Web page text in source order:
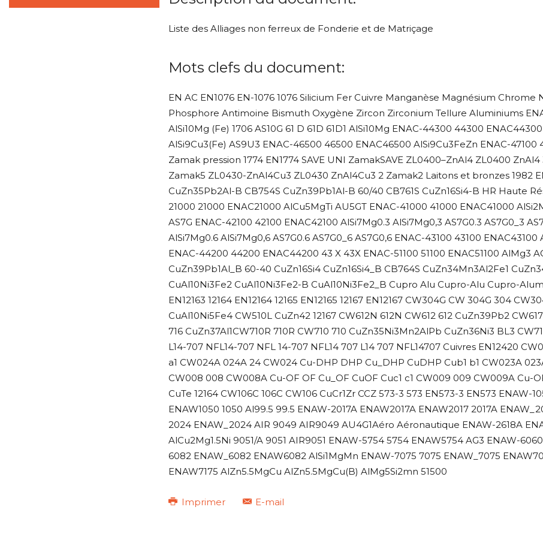
Liste des Alliages non ferreux de Fonderie et de Matriçage
Mots clefs du document:
EN AC EN1076 EN-1076 1076 Silicium Fer Cuivre Manganèse Magnésium
Phosphore Antimoine Bismuth Oxygène Zircon Zirconium Tellure Aluminiums
AlSi10Mg (Fe) 1706 AS10G 61 D 61D 61D1 AlSi10Mg ENAC-44300 44300
AlSi9Cu3(Fe) AS9U3 ENAC-46500 46500 ENAC46500 AlSi9Cu3FeZn ENAC-47100
Zamak pression 1774 EN1774 SAVE UNI ZamakSAVE ZL0400–ZnAl4 ZL0400
Zamak5 ZL0430-ZnAl4Cu3 ZL0430 ZnAl4Cu3 2 Zamak2 Laitons et bronzes 1982
CuZn35Pb2Al-B CB754S CuZn39Pb1Al-B 60/40 CB761S CuZn16Si4-B HR Haute
21000 21000 ENAC21000 AlCu5MgTi AU5GT ENAC-41000 41000 ENAC41000
AS7G ENAC-42100 42100 ENAC42100 AlSi7Mg0.3 AlSi7Mg0,3 AS7G0.3 AS7G0_3
AlSi7Mg0.6 AlSi7Mg0,6 AS7G0.6 AS7G0_6 AS7G0,6 ENAC-43100 43100
ENAC-44200 44200 ENAC44200 43 X 43X ENAC-51100 51100 ENAC51100 AlMg3
CuZn39Pb1Al_B 60-40 CuZn16Si4 CuZn16Si4_B CB764S CuZn34Mn3Al2Fe1
CuAl10Ni3Fe2 CuAl10Ni3Fe2-B CuAl10Ni3Fe2_B Cupro Alu Cupro-Alu Cupro-
EN12163 12164 EN12164 12165 EN12165 12167 EN12167 CW304G CW 304G 304
CuAl10Ni5Fe4 CW510L CuZn42 12167 CW612N 612N CW612 612 CuZn39Pb2
716 CuZn37Al1CW710R 710R CW710 710 CuZn35Ni3Mn2AlPb CuZn36Ni3 BL3
L14-707 NFL14-707 NFL 14-707 NFL14 707 L14 707 NFL14707 Cuivres EN12420
a1 CW024A 024A 24 CW024 Cu-DHP DHP Cu_DHP CuDHP Cub1 b1 CW023A
CW008 008 CW008A Cu-OF OF Cu_OF CuOF Cuc1 c1 CW009 009 CW009A Cu-
CuTe 12164 CW106C 106C CW106 CuCr1Zr CCZ 573-3 573 EN573-3 EN573 ENAW-
ENAW1050 1050 Al99.5 99.5 ENAW-2017A ENAW2017A ENAW2017 2017A
2024 ENAW_2024 AIR 9049 AIR9049 AU4G1Aéro Aéronautique ENAW-2618A
AlCu2Mg1.5Ni 9051/A 9051 AIR9051 ENAW-5754 5754 ENAW5754 AG3 ENAW-
6082 ENAW_6082 ENAW6082 AlSi1MgMn ENAW-7075 7075 ENAW_7075
ENAW7175 AlZn5.5MgCu AlZn5.5MgCu(B) AlMg5Si2mn 51500
Imprimer E-mail